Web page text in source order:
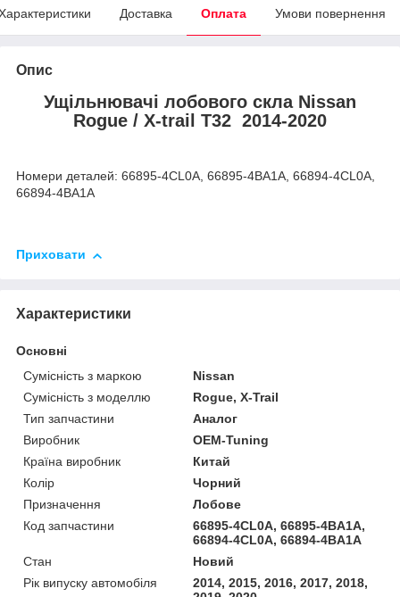
Доставка Оплата Умови повернення
Опис
Ущільнювачі лобового скла Nissan
Rogue / X-trail T32 2014-2020
Номери деталей: 66895-4CL0A, 66895-4BA1A, 66894-4CL0A,
66894-4BA1A
Приховати
Характеристики
Основні
Сумісність з маркою
Nissan
Сумісність з моделлю
Rogue, X-Trail
Тип запчастини
Аналог
Виробник
OEM-Tuning
Країна виробник
Китай
Колір
Чорний
Призначення
Лобове
Код запчастини
66895-4CL0A, 66895-4BA1A,
66894-4CL0A, 66894-4BA1A
Стан
Новий
Рік випуску автомобіля
2014, 2015, 2016, 2017, 2018,